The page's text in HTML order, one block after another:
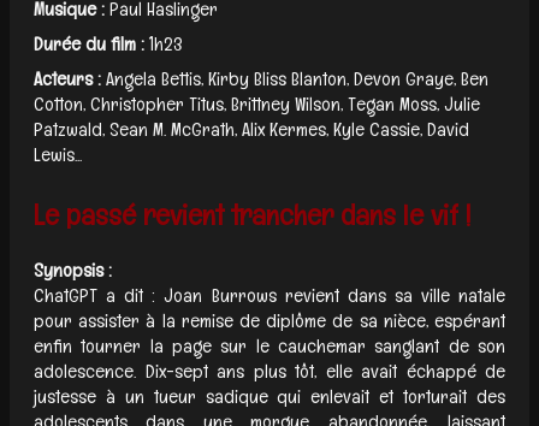
Musique :Paul Haslinger
Durée du film :1h23
Acteurs :Angela Bettis, Kirby Bliss Blanton, Devon Graye, Ben
Cotton, Christopher Titus, Brittney Wilson, Tegan Moss, Julie
Patzwald, Sean M. McGrath, Alix Kermes, Kyle Cassie, David
Lewis...
Le passé revient trancher dans le vif !
Synopsis :
ChatGPT a dit : Joan Burrows revient dans sa ville natale
pour assister à la remise de diplôme de sa nièce, espérant
enfin tourner la page sur le cauchemar sanglant de son
adolescence. Dix-sept ans plus tôt, elle avait échappé de
justesse à un tueur sadique qui enlevait et torturait des